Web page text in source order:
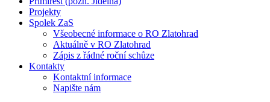
Projekty
Spolek ZaS
Všeobecné informace o RO Zlatohrad
Aktuálně v RO Zlatohrad
Zápis z řádné roční schůze
Kontakty
Kontaktní informace
Napište nám